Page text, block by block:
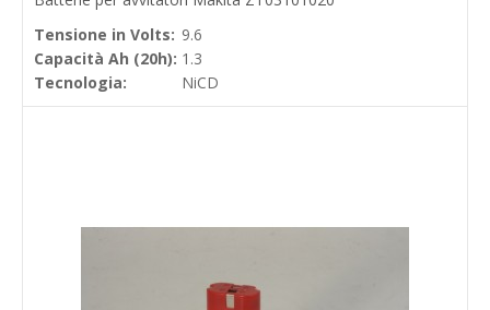
Tensione in Volts: 9.6
Capacità Ah (20h): 1.3
Tecnologia:
NiCD